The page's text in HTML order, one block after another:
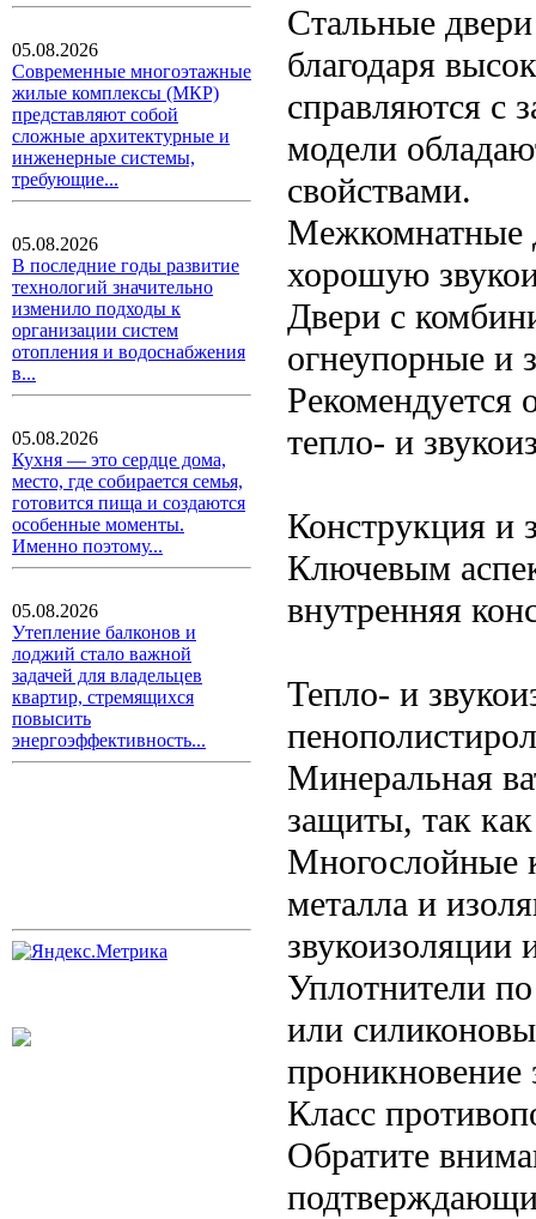
05.08.2026
Современные многоэтажные
жилые комплексы (МКР)
представляют собой
сложные архитектурные и
инженерные системы,
требующие...
05.08.2026
В последние годы развитие
технологий значительно
изменило подходы к
организации систем
отопления и водоснабжения
в...
05.08.2026
Кухня — это сердце дома,
место, где собирается семья,
готовится пища и создаются
особенные моменты.
Именно поэтому...
05.08.2026
Утепление балконов и
лоджий стало важной
задачей для владельцев
квартир, стремящихся
повысить
энергоэффективность...
Стальные
благодаря
справляются с
модели
свойствами.
Межкомнатные
хорошую
Двери с
огнеупорные и
Рекомендуется
тепло- и
Конструкция и
Ключевым
внутренняя
Тепло- и
Минеральная
защиты, так
Многослойные
металла и
звукоизоляции
Уплотнители
или
проникновение
Класс
Обратите